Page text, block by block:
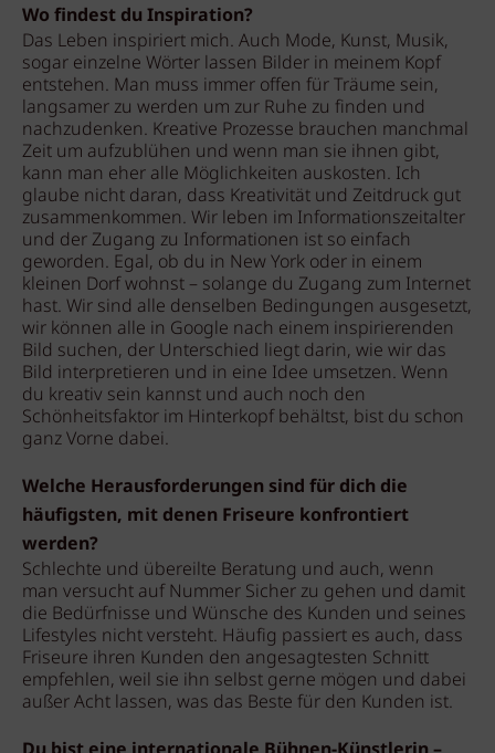
Wo findest du Inspiration?
Das Leben inspiriert mich. Auch Mode, Kunst, Musik,
sogar einzelne Wörter lassen Bilder in meinem Kopf
entstehen. Man muss immer offen für Träume sein,
langsamer zu werden um zur Ruhe zu finden und
nachzudenken. Kreative Prozesse brauchen manchmal
Zeit um aufzublühen und wenn man sie ihnen gibt,
kann man eher alle Möglichkeiten auskosten. Ich
glaube nicht daran, dass Kreativität und Zeitdruck gut
zusammenkommen. Wir leben im Informationszeitalter
und der Zugang zu Informationen ist so einfach
geworden. Egal, ob du in New York oder in einem
kleinen Dorf wohnst – solange du Zugang zum Internet
hast. Wir sind alle denselben Bedingungen ausgesetzt,
wir können alle in Google nach einem inspirierenden
Bild suchen, der Unterschied liegt darin, wie wir das
Bild interpretieren und in eine Idee umsetzen. Wenn
du kreativ sein kannst und auch noch den
Schönheitsfaktor im Hinterkopf behältst, bist du schon
ganz Vorne dabei.
Welche Herausforderungen sind für dich die
häufigsten, mit denen Friseure konfrontiert
werden?
Schlechte und übereilte Beratung und auch, wenn
man versucht auf Nummer Sicher zu gehen und damit
die Bedürfnisse und Wünsche des Kunden und seines
Lifestyles nicht versteht. Häufig passiert es auch, dass
Friseure ihren Kunden den angesagtesten Schnitt
empfehlen, weil sie ihn selbst gerne mögen und dabei
außer Acht lassen, was das Beste für den Kunden ist.